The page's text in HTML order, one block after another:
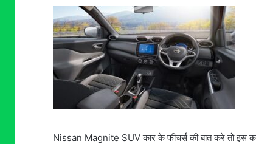
Nissan Magnite SUV कार के फीचर्स की बात करे तो इस